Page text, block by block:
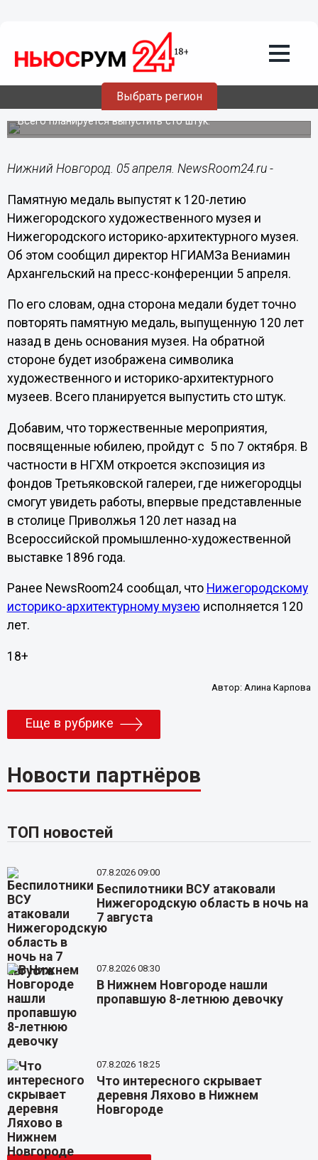
Выбрать регион
Памятную медаль выпустят к 120-
летию художественного и историко-
архитектурного музеев в Нижнем
Всего планируется выпустить сто штук.
Нижний Новгород. 05 апреля. NewsRoom24.ru -
Памятную медаль выпустят к 120-летию
Нижегородского художественного музея и
Нижегородского историко-архитектурного музея.
Об этом сообщил директор НГИАМЗа Вениамин
Архангельский на пресс-конференции 5 апреля.
По его словам, одна сторона медали будет точно
повторять памятную медаль, выпущенную 120 лет
назад в день основания музея. На обратной
стороне будет изображена символика
художественного и историко-архитектурного
музеев. Всего планируется выпустить сто штук.
Добавим, что торжественные мероприятия,
посвященные юбилею, пройдут с 5 по 7 октября. В
частности в НГХМ откроется экспозиция из
фондов Третьяковской галереи, где нижегородцы
смогут увидеть работы, впервые представленные
в столице Приволжья 120 лет назад на
Всероссийской промышленно-художественной
выставке 1896 года.
Ранее NewsRoom24 сообщал, что Нижегородскому
историко-архитектурному музею исполняется 120
лет.
18+
Автор: Алина Карпова
Еще в рубрике
Новости партнёров
ТОП новостей
07.8.2026 09:00
Беспилотники ВСУ атаковали
Нижегородскую область в ночь на
7 августа
07.8.2026 08:30
В Нижнем Новгороде нашли
пропавшую 8-летнюю девочку
07.8.2026 18:25
Что интересного скрывает
деревня Ляхово в Нижнем
Новгороде